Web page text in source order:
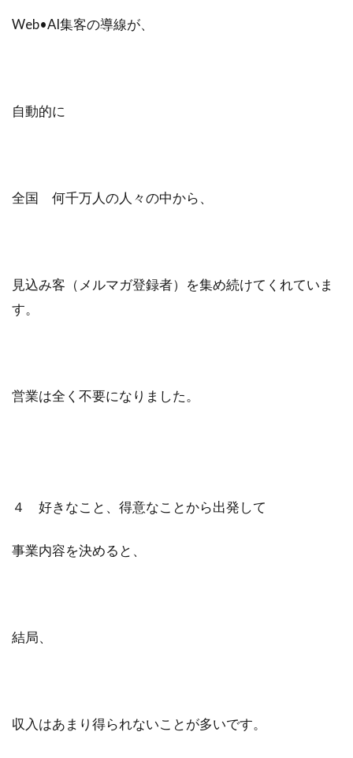
Web•AI集客の導線が、
自動的に
全国 何千万人の人々の中から、
見込み客（メルマガ登録者）を集め続けてくれていま
す。
営業は全く不要になりました。
４ 好きなこと、得意なことから出発して
事業内容を決めると、
結局、
収入はあまり得られないことが多いです。